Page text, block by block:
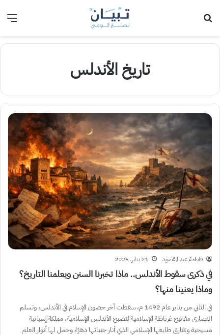
تاريخ الأندلس
فاطمة عبد المقصود 21 يناير، 2026
في ذكرى سقوط الأندلس.. ماذا تخبرنا السنن ويعلمنا التاريخ؟
وماذا يعنينا منها؟
في الثاني من يناير عام 1492 م، سقطت آخر حصون الإسلام في الأندلس، وتسلم
النصارى مفاتيح غرناطة الإسلامية لتصبح الأندلس الإسلامية، مملكة إسبانية
مسيحية وتفارق طابعها الإسلامي الذي أنار جنباتها دهرًا، وحمل لها أنوار العلم